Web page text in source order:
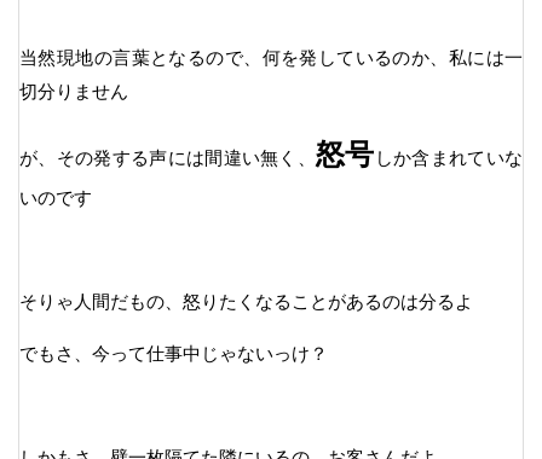
当然現地の言葉となるので、何を発しているのか、私には一
切分りません
が、その発する声には間違い無く、怒号 しか含まれていな
いのです
そりゃ人間だもの、怒りたくなることがあるのは分るよ
でもさ、今って仕事中じゃないっけ？